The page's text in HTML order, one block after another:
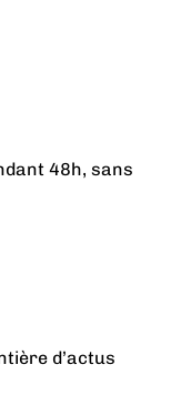
48h, sans
d’actus